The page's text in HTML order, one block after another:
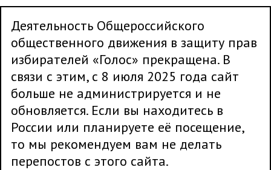
Деятельность Общероссийского
общественного движения в защиту прав
избирателей «Голос» прекращена. В
связи с этим, с 8 июля 2025 года сайт
больше не администрируется и не
обновляется. Если вы находитесь в
России или планируете её посещение,
то мы рекомендуем вам не делать
перепостов с этого сайта.